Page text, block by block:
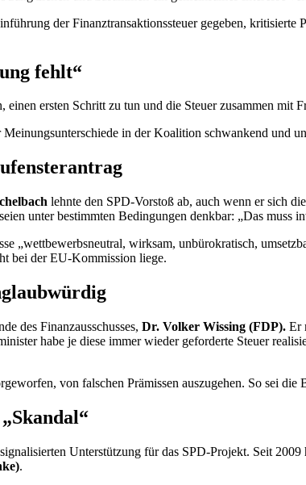
der Finanztransaktionssteuer gegeben,
fehlt“
einen ersten Schritt zu tun und die Steuer zusammen mit
in der Koalition schwankend und
lehnte den SPD-Vorstoß ab, auch wenn er sich
unter bestimmten Bedingungen denkbar: „Das muss
„wettbewerbsneutral, wirksam, unbürokratisch,
bei der EU-Kommission liege.
des Finanzausschusses, Dr. Volker Wissing (FDP). Er
habe je diese immer wieder geforderte Steuer
von falschen Prämissen auszugehen. So sei
Unterstützung für das SPD-Projekt. Seit
.